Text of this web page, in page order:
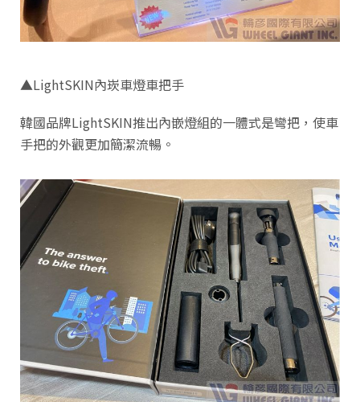
▲LightSKIN內崁車燈車把手
韓國品牌LightSKIN推出內嵌燈組的一體式是彎把，使車
手把的外觀更加簡潔流暢。